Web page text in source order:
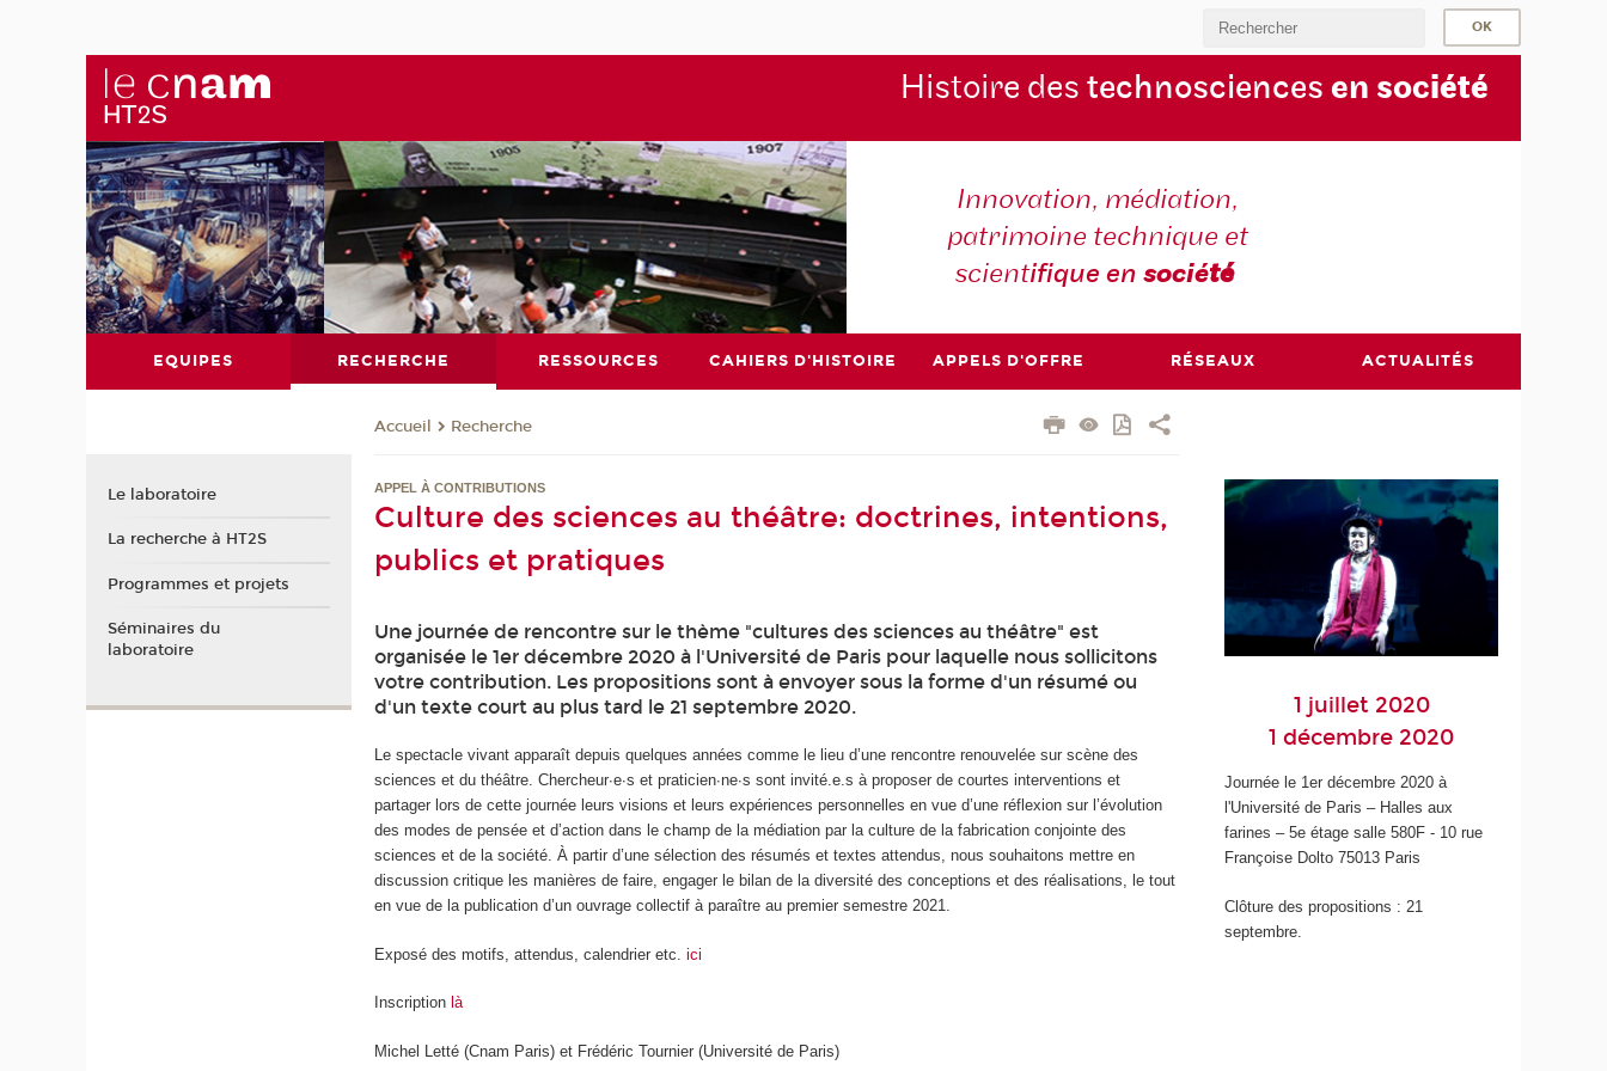
Histoire des technosciences en société
Innovation, médiation,
patrimoine technique et
scientifique ensociété
EQUIPES RECHERCHE RESSOURCES CAHIERS D'HISTOIRE APPELS D'OFFRE RÉSEAUX ACTUALITÉS
Accueil Recherche
APPEL À CONTRIBUTIONS
Culture des sciences au théâtre: doctrines, intentions,
publics et pratiques
Une journée de rencontre sur le thème "cultures des sciences au théâtre" est
organisée le 1er décembre 2020 à l'Université de Paris pour laquelle nous sollicitons
votre contribution. Les propositions sont à envoyer sous la forme d'un résumé ou
d'un texte court au plus tard le 21 septembre 2020.
Le spectacle vivant apparaît depuis quelques années comme le lieu d’une rencontre renouvelée sur scène des
sciences et du théâtre. Chercheur∙e∙s et praticien∙ne∙s sont invité.e.s à proposer de courtes interventions et
partager lors de cette journée leurs visions et leurs expériences personnelles en vue d’une réflexion sur l’évolution
des modes de pensée et d’action dans le champ de la médiation par la culture de la fabrication conjointe des
sciences et de la société. À partir d’une sélection des résumés et textes attendus, nous souhaitons mettre en
discussion critique les manières de faire, engager le bilan de la diversité des conceptions et des réalisations, le tout
en vue de la publication d’un ouvrage collectif à paraître au premier semestre 2021.
Exposé des motifs, attendus, calendrier etc.ici
Inscription là
Michel Letté (Cnam Paris) et Frédéric Tournier (Université de Paris)
1 juillet 2020
1 décembre 2020
Journée le 1er décembre 2020 à
l'Université de Paris – Halles aux
farines – 5e étage salle 580F - 10 rue
Françoise Dolto 75013 Paris
Clôture des propositions : 21
septembre.
Le laboratoire
La recherche à HT2S
Programmes et projets
Séminaires du
laboratoire